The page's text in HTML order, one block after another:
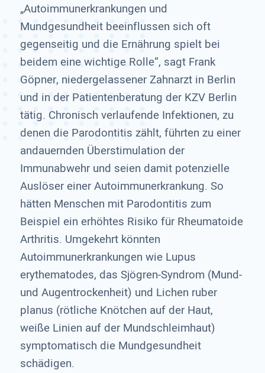
„Autoimmunerkrankungen und
Mundgesundheit beeinflussen sich oft
gegenseitig und die Ernährung spielt bei
beidem eine wichtige Rolle“, sagt Frank
Göpner, niedergelassener Zahnarzt in Berlin
und in der Patientenberatung der KZV Berlin
tätig. Chronisch verlaufende Infektionen, zu
denen die Parodontitis zählt, führten zu einer
andauernden Überstimulation der
Immunabwehr und seien damit potenzielle
Auslöser einer Autoimmunerkrankung. So
hätten Menschen mit Parodontitis zum
Beispiel ein erhöhtes Risiko für Rheumatoide
Arthritis. Umgekehrt könnten
Autoimmunerkrankungen wie Lupus
erythematodes, das Sjögren-Syndrom (Mund-
und Augentrockenheit) und Lichen ruber
planus (rötliche Knötchen auf der Haut,
weiße Linien auf der Mundschleimhaut)
symptomatisch die Mundgesundheit
schädigen.